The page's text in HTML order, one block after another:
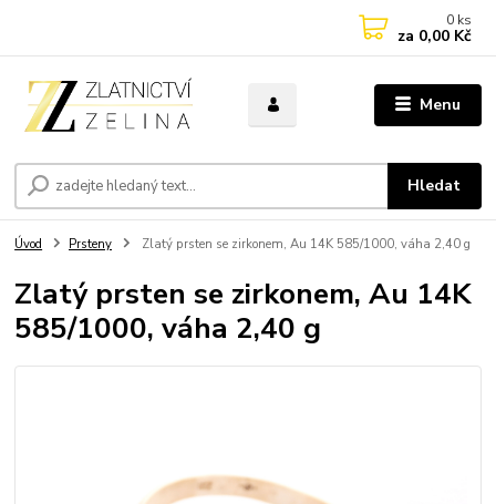
Menu
Hledat
0 ks
za 0,00 Kč
Úvod Prsteny Zlatý prsten se zirkonem, Au 14K 585/1000, váha 2,40 g
Zlatý prsten se zirkonem, Au 14K
585/1000, váha 2,40 g